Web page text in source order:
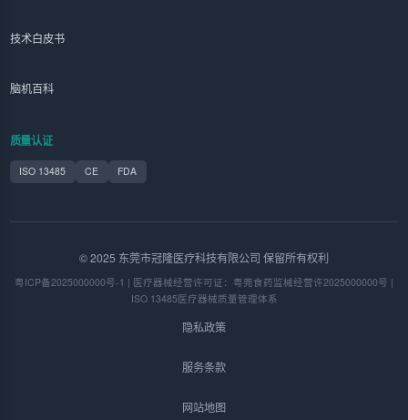
技术白皮书
脑机百科
质量认证
ISO 13485 CE FDA
© 2025 东莞市冠隆医疗科技有限公司 保留所有权利
粤ICP备2025000000号-1 | 医疗器械经营许可证：粤莞食药监械经营许2025000000号 |
ISO 13485医疗器械质量管理体系
隐私政策
服务条款
网站地图